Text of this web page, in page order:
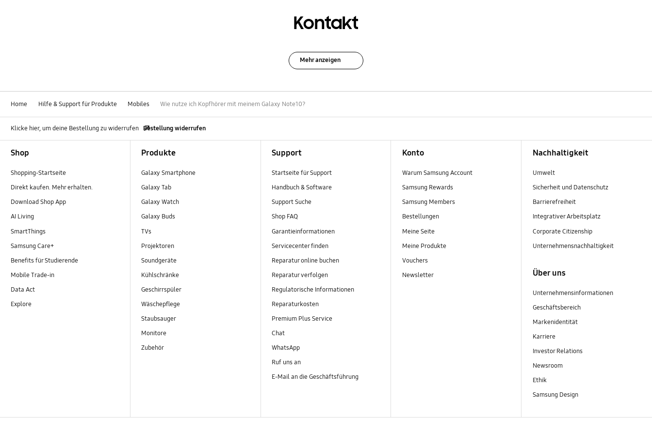
Kontakt
Mehr anzeigen
Home Hilfe & Support für Produkte Mobiles Wie nutze ich Kopfhörer mit meinem Galaxy Note10?
Klicke hier, um deine Bestellung zu widerrufen Bestellung widerrufen
Shop
Shopping-Startseite
Direkt kaufen. Mehr erhalten.
Download Shop App
AI Living
SmartThings
Samsung Care+
Benefits für Studierende
Mobile Trade-in
Data Act
Explore
Produkte
Galaxy Smartphone
Galaxy Tab
Galaxy Watch
Galaxy Buds
TVs
Projektoren
Soundgeräte
Kühlschränke
Geschirrspüler
Wäschepflege
Staubsauger
Monitore
Zubehör
Support
Startseite für Support
Handbuch & Software
Support Suche
Shop FAQ
Garantieinformationen
Servicecenter finden
Reparatur online buchen
Reparatur verfolgen
Regulatorische Informationen
Reparaturkosten
Premium Plus Service
Chat
WhatsApp
Ruf uns an
E-Mail an die Geschäftsführung
Konto
Warum Samsung Account
Samsung Rewards
Samsung Members
Bestellungen
Meine Seite
Meine Produkte
Vouchers
Newsletter
Nachhaltigkeit
Umwelt
Sicherheit und Datenschutz
Barrierefreiheit
Integrativer Arbeitsplatz
Corporate Citizenship
Unternehmensnachhaltigkeit
Über uns
Unternehmensinformationen
Geschäftsbereich
Markenidentität
Karriere
Investor Relations
Newsroom
Ethik
Samsung Design